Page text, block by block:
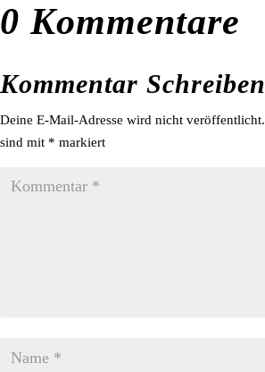
0 Kommentare
Kommentar Schreiben
Deine E-Mail-Adresse wird nicht veröffentlicht.
sind mit * markiert